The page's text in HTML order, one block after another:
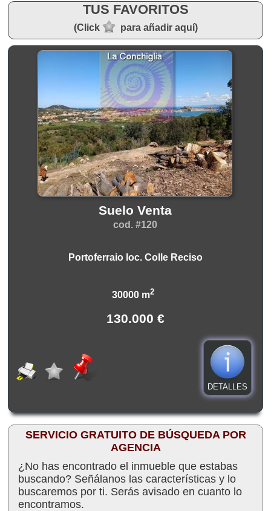
TUS FAVORITOS
(Click para añadir aquí)
Suelo Venta
cod. #120
Portoferraio loc. Colle Reciso
30000 m2
130.000 €
DETALLES
SERVICIO GRATUITO DE BÚSQUEDA POR
AGENCIA
¿No has encontrado el inmueble que estabas
buscando? Señálanos las características y lo
buscaremos por ti. Serás avisado en cuanto lo
encontramos.